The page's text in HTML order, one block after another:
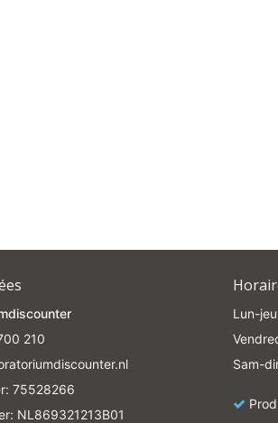
210
75528266
NL869321213B01
Lun-
Sam-